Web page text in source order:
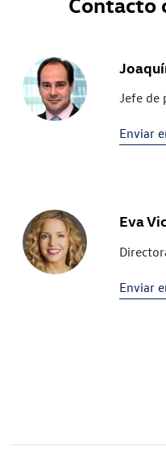
Jefe de
Enviar
Eva
Enviar